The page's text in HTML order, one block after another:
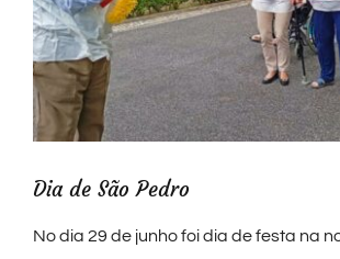
Dia de São Pedro
No dia 29 de junho foi dia de festa na